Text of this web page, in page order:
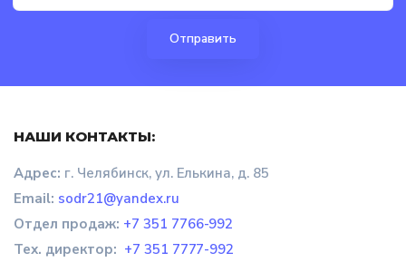
НАШИ КОНТАКТЫ:
Адрес: г. Челябинск, ул. Елькина, д. 85
Email: sodr21@yandex.ru
Отдел продаж: +7 351 7766-992
Тех. директор: +7 351 7777-992